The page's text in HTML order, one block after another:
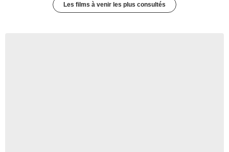
Les films à venir les plus consultés